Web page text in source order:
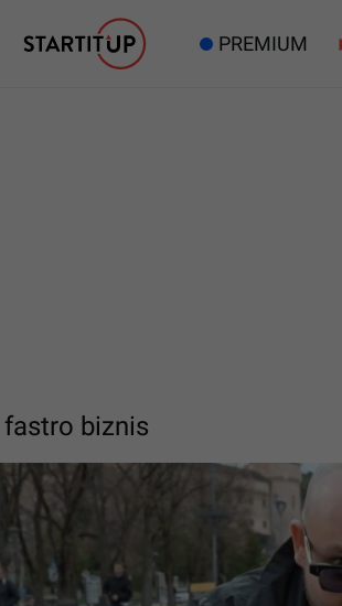
PREMIUM
fastro biznis